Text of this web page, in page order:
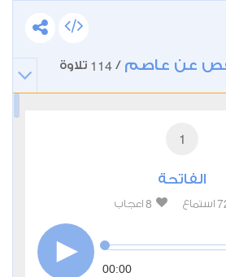
عن عاصم /
114 تلاوة
1
الفاتحة
استماع 8 اعجاب
00:00